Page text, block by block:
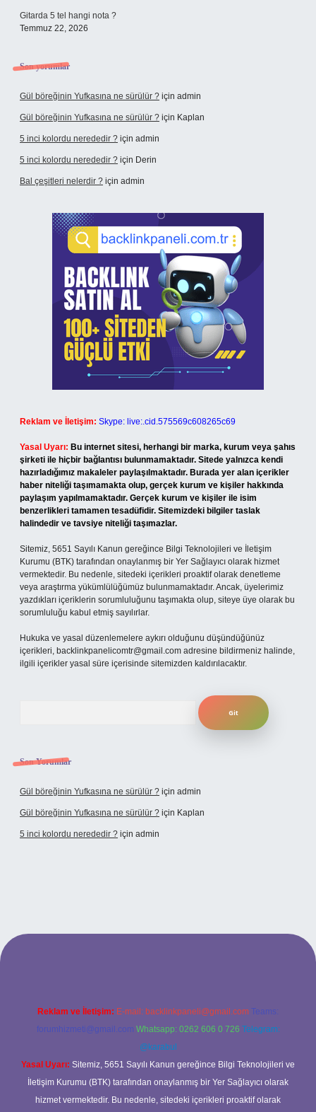
Gitarda 5 tel hangi nota ?
Temmuz 22, 2026
Son yorumlar
Gül böreğinin Yufkasına ne sürülür ? için admin
Gül böreğinin Yufkasına ne sürülür ? için Kaplan
5 inci kolordu nerededir ? için admin
5 inci kolordu nerededir ? için Derin
Bal çeşitleri nelerdir ? için admin
Reklam ve İletişim: Skype: live:.cid.575569c608265c69
Yasal Uyarı: Bu internet sitesi, herhangi bir marka, kurum veya şahıs
şirketi ile hiçbir bağlantısı bulunmamaktadır. Sitede yalnızca kendi
hazırladığımız makaleler paylaşılmaktadır. Burada yer alan içerikler
haber niteliği taşımamakta olup, gerçek kurum ve kişiler hakkında
paylaşım yapılmamaktadır. Gerçek kurum ve kişiler ile isim
benzerlikleri tamamen tesadüfidir. Sitemizdeki bilgiler taslak
halindedir ve tavsiye niteliği taşımazlar.
Sitemiz, 5651 Sayılı Kanun gereğince Bilgi Teknolojileri ve İletişim
Kurumu (BTK) tarafından onaylanmış bir Yer Sağlayıcı olarak hizmet
vermektedir. Bu nedenle, sitedeki içerikleri proaktif olarak denetleme
veya araştırma yükümlülüğümüz bulunmamaktadır. Ancak, üyelerimiz
yazdıkları içeriklerin sorumluluğunu taşımakta olup, siteye üye olarak bu
sorumluluğu kabul etmiş sayılırlar.
Hukuka ve yasal düzenlemelere aykırı olduğunu düşündüğünüz
içerikleri, backlinkpanelicomtr@gmail.com adresine bildirmeniz halinde,
ilgili içerikler yasal süre içerisinde sitemizden kaldırılacaktır.
Son Yorumlar
Gül böreğinin Yufkasına ne sürülür ? için admin
Gül böreğinin Yufkasına ne sürülür ? için Kaplan
5 inci kolordu nerededir ? için admin
www.tulipbet.online/
Reklam ve İletişim: E-mail: backlinkpaneli@gmail.com Teams:
forumhizmeti@gmail.com Whatsapp: 0262 606 0 726 Telegram:
@karabul
Yasal Uyarı: Sitemiz, 5651 Sayılı Kanun gereğince Bilgi Teknolojileri ve
İletişim Kurumu (BTK) tarafından onaylanmış bir Yer Sağlayıcı olarak
hizmet vermektedir. Bu nedenle, sitedeki içerikleri proaktif olarak